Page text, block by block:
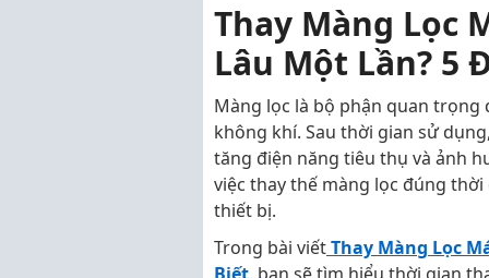
Thay Màng Lọc
Lâu Một Lần? 5
Màng lọc là bộ phận quan trọng
không khí. Sau thời gian sử
tăng điện năng tiêu thụ và ảnh
việc thay thế màng lọc đúng
thiết bị.
Trong bài viếtThay Màng Lọc